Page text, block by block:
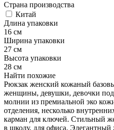
Страна производства
Китай
Длина упаковки
16 см
Ширина упаковки
27 см
Высота упаковки
28 см
Найти похожие
Рюкзак женский кожаный
женщины, девушки, девочки
молнии из премиальной эко
отделения, несколько
карман для ключей. Стильный
в школу, для офиса.